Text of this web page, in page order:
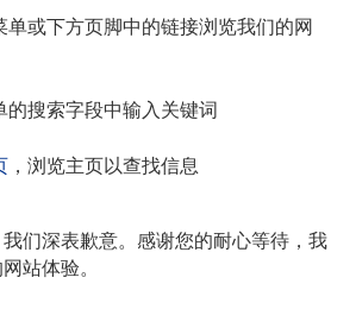
单或下方页脚中的链接浏览我们的网
的搜索字段中输入关键词
，浏览主页以查找信息
们深表歉意。感谢您的耐心等待，我
站体验。